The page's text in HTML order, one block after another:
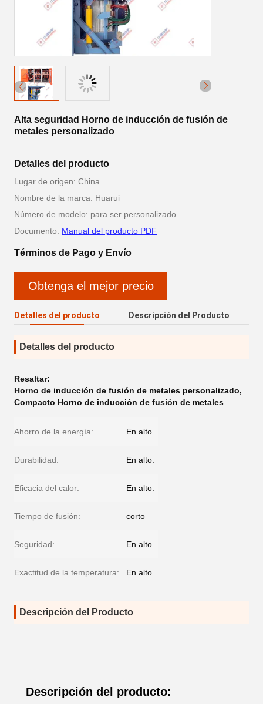
Alta seguridad Horno de inducción de fusión de
metales personalizado
Detalles del producto
Lugar de origen: China.
Nombre de la marca: Huarui
Número de modelo: para ser personalizado
Documento: Manual del producto PDF
Términos de Pago y Envío
Obtenga el mejor precio
Detalles del producto Descripción del Producto
Detalles del producto
Resaltar:
Horno de inducción de fusión de metales personalizado,
Compacto Horno de inducción de fusión de metales
Ahorro de la energía: En alto.
Durabilidad: En alto.
Eficacia del calor: En alto.
Tiempo de fusión: corto
Seguridad: En alto.
Exactitud de la temperatura: En alto.
Descripción del Producto
Descripción del producto: